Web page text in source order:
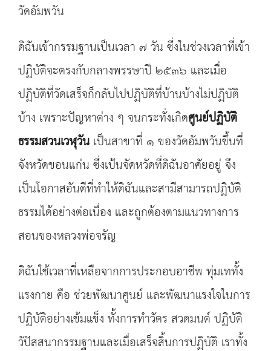
วัดอัมพวัน
ดิฉันเข้ากรรมฐานเป็นเวลา ๗ วัน ซึ่งในช่วงเวลาที่เข้า
ปฏิบัติจะตรงกับกลางพรรษาปี ๒๕๓๖ และเมื่อ
ปฏิบัติที่วัดเสร็จก็กลับไปปฏิบัติที่บ้านบ้างไม่ปฏิบัติ
บ้าง เพราะปัญหาต่าง ๆ จนกระทั่งเกิดศูนย์ปฏิบัติ
ธรรมสวนเวฬุวันเป็นสาขาที่ ๑ ของวัดอัมพวันขึ้นที่
จังหวัดขอนแก่น ซึ่งเป้นจัดหวัดที่ดิฉันอาศัยอยู่ จึง
เป็นโอกาสอันดีที่ทำให้ดิฉันและสามีสามารถปฏิบัติ
ธรรมได้อย่างต่อเนื่อง และถูกต้องตามแนวทางการ
สอนของหลวงพ่อจรัญ
ดิฉันใช้เวลาที่เหลือจากการประกอบอาชีพ ทุ่มเททั้ง
แรงกาย คือ ช่วยพัฒนาศูนย์ และพัฒนาแรงใจในการ
ปฏิบัติอย่างเข้มแข็ง ทั้งการทำวัตร สวดมนต์ ปฏิบัติ
วัปัสสนากรรมฐานและเมื่อเสร็จสิ้นการปฏิบัติ เราทั้ง